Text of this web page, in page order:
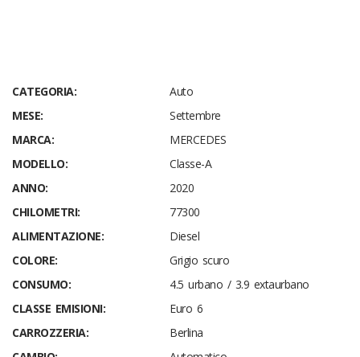
CATEGORIA:
Auto
MESE:
Settembre
MARCA:
MERCEDES
MODELLO:
Classe-A
ANNO:
2020
CHILOMETRI:
77300
ALIMENTAZIONE:
Diesel
COLORE:
Grigio scuro
CONSUMO:
4.5 urbano / 3.9 extaurbano
CLASSE EMISIONI:
Euro 6
CARROZZERIA:
Berlina